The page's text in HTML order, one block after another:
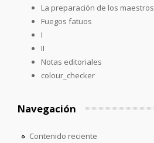
La preparación de los maestros
Fuegos fatuos
I
II
Notas editoriales
colour_checker
Navegación
Contenido reciente